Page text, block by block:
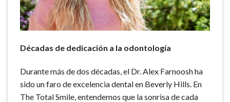
Décadas de dedicación a la odontología
Durante más de dos décadas, el Dr. Alex Farnoosh ha
sido un faro de excelencia dental en Beverly Hills. En
The Total Smile, entendemos que la sonrisa de cada